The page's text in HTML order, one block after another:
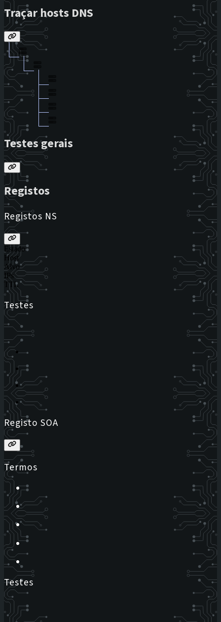
Traçar hosts DNS
Testes gerais
Registos
Registos NS
Estado
Host
Alvo
IPs
TTL
Testes
Registo SOA
Termos
Testes